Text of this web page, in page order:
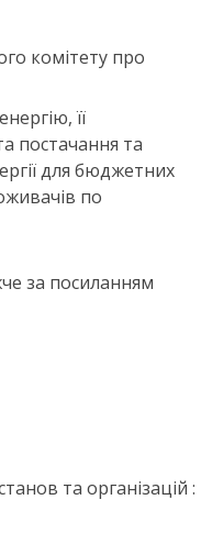
комітету про
її
постачання та
для бюджетних
по
за посиланням
та організацій :